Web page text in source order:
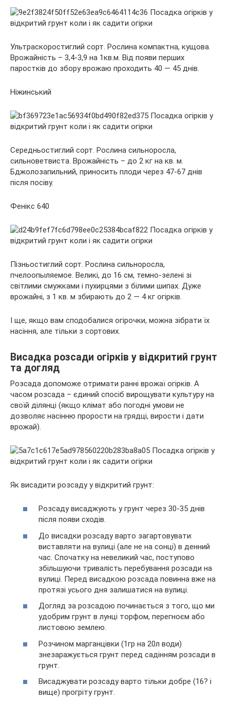
Ультраскоростиглий сорт. Рослина компактна, кущова.
Врожайність – 3,4-3,9 на 1кв.м. Від появи перших
паростків до збору врожаю проходить 40 — 45 днів.
Ніжинський
Середньостиглий сорт. Рослина сильноросла,
сильноветвиста. Врожайність – до 2 кг на кв. м.
Бджолозапильний, приносить плоди через 47-67 днів
після посіву.
Фенікс 640
Пізньостиглий сорт. Рослина сильноросла,
пчелоопыляемое. Великі, до 16 см, темно-зелені зі
світлими смужками і пухирцями з білими шипах. Дуже
врожайні, з 1 кв. м збирають до 2 — 4 кг огірків.
І ще, якщо вам сподобалися огірочки, можна зібрати їх
насіння, але тільки з сортових.
Висадка розсади огірків у відкритий грунт
та догляд
Розсада допоможе отримати ранні врожаї огірків. А
часом розсада – єдиний спосіб вирощувати культуру на
своїй ділянці (якщо клімат або погодні умови не
дозволяє насінню прорости на грядці, вирости і дати
врожай).
Як висадити розсаду у відкритий грунт:
Розсаду висаджують у грунт через 30-35 днів
після появи сходів.
До висадки розсаду варто загартовувати:
виставляти на вулиці (але не на сонці) в денний
час. Спочатку на невеликий час, поступово
збільшуючи тривалість перебування розсади на
вулиці. Перед висадкою розсада повинна вже на
протязі усього дня залишатися на вулиці.
Догляд за розсадою починається з того, що ми
удобрим грунт в лунці торфом, перегноєм або
листовою землею.
Розчином марганцівки (1гр на 20л води)
знезаражується грунт перед садінням розсади в
грунт.
Висаджувати розсаду варто тільки добре (16? і
вище) прогріту грунт.